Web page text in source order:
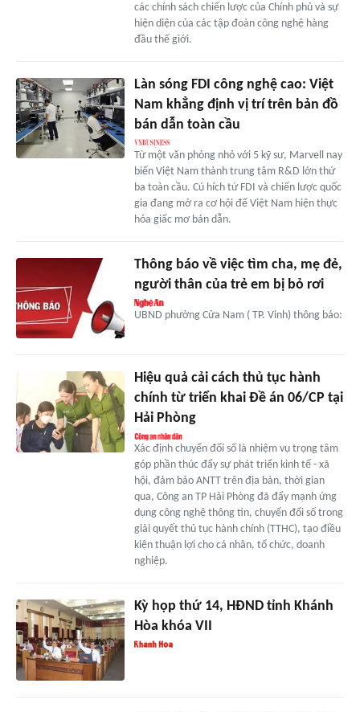
các chính sách chiến lược của Chính phủ và sự
hiện diện của các tập đoàn công nghệ hàng
đầu thế giới.
Làn sóng FDI công nghệ cao: Việt
Nam khẳng định vị trí trên bản đồ
bán dẫn toàn cầu
Từ một văn phòng nhỏ với 5 kỹ sư, Marvell nay
biến Việt Nam thành trung tâm R&D lớn thứ
ba toàn cầu. Cú hích từ FDI và chiến lược quốc
gia đang mở ra cơ hội để Việt Nam hiện thực
hóa giấc mơ bán dẫn.
Thông báo về việc tìm cha, mẹ đẻ,
người thân của trẻ em bị bỏ rơi
UBND phường Cửa Nam ( TP. Vinh) thông báo:
Hiệu quả cải cách thủ tục hành
chính từ triển khai Đề án 06/CP tại
Hải Phòng
Xác định chuyển đổi số là nhiệm vụ trọng tâm
góp phần thúc đẩy sự phát triển kinh tế - xã
hội, đảm bảo ANTT trên địa bàn, thời gian
qua, Công an TP Hải Phòng đã đẩy mạnh ứng
dụng công nghệ thông tin, chuyển đổi số trong
giải quyết thủ tục hành chính (TTHC), tạo điều
kiện thuận lợi cho cá nhân, tổ chức, doanh
nghiệp.
Kỳ họp thứ 14, HĐND tỉnh Khánh
Hòa khóa VII